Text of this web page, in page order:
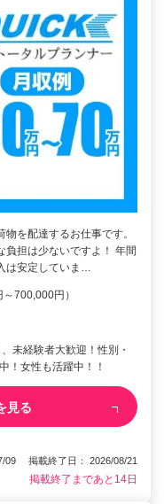
を配達するお仕事です。
負担は少ないですよ！ 年間
は安定していま…
700,000円）
未経験者大歓迎！性別・
！女性も活躍中！！
見る
09 掲載終了日： 2026/08/21
掲載終了まであと14日